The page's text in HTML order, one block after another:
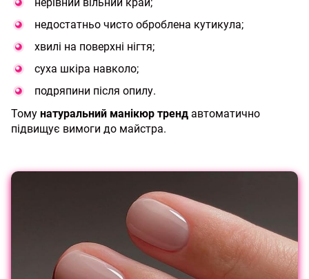
нерівний вільний край;
недостатньо чисто оброблена кутикула;
хвилі на поверхні нігтя;
суха шкіра навколо;
подряпини після опилу.
Тому натуральний манікюр тренд автоматично
підвищує вимоги до майстра.